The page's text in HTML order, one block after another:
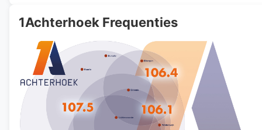
1Achterhoek Frequenties